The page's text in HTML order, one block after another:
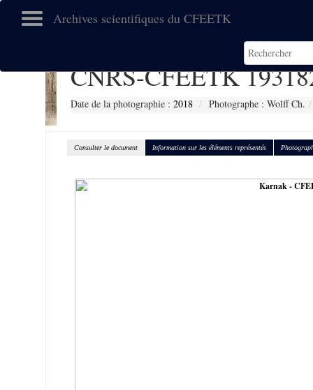
Archives scientifiques du CFEETK
CNRS-CFEETK
Date de la photographie : 2018 Photographe : Wolff Ch.
Consulter le document Information sur les éléments représentés